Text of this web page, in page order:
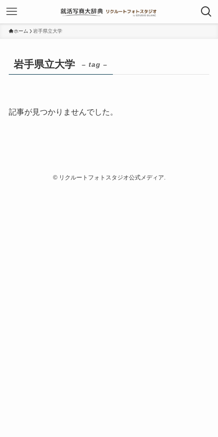
ホーム 岩手県立大学
岩手県立大学 – tag –
記事が見つかりませんでした。
©リクルートフォトスタジオ公式メディア.